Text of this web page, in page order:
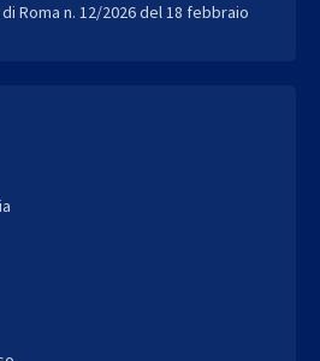
Roma n. 12/2026 del 18 febbraio